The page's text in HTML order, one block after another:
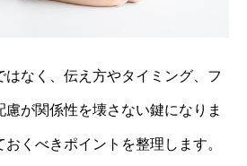
はなく、伝え方やタイミング、フ
慮が関係性を壊さない鍵になりま
くべきポイントを整理します。